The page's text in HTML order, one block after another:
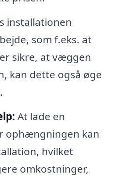
installationen
som f.eks. at
sikre, at væggen
kan dette også øge
At lade en
ophængningen kan
hvilket
omkostninger,